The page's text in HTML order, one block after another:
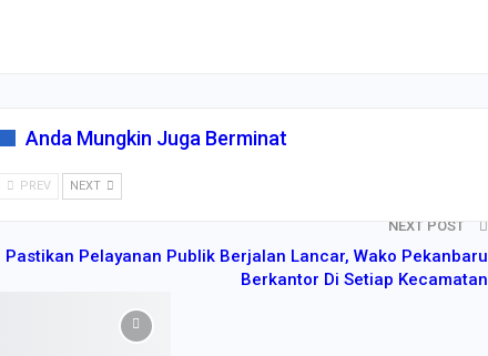
NEXT POST
Pastikan Pelayanan Publik Berjalan Lancar, Wako Pekanbaru
Berkantor Di Setiap Kecamatan
Anda Mungkin Juga Berminat
PREV NEXT